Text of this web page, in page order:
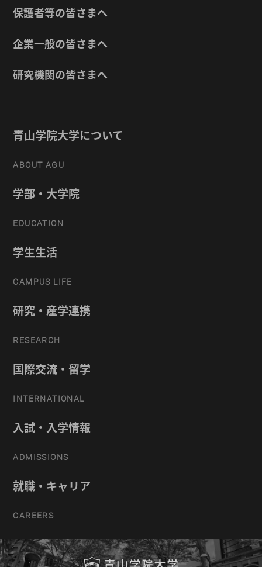
保護者等の皆さまへ
企業一般の皆さまへ
研究機関の皆さまへ
青山学院大学について
ABOUT AGU
学部・大学院
EDUCATION
学生生活
CAMPUS LIFE
研究・産学連携
RESEARCH
国際交流・留学
INTERNATIONAL
入試・入学情報
ADMISSIONS
就職・キャリア
CAREERS